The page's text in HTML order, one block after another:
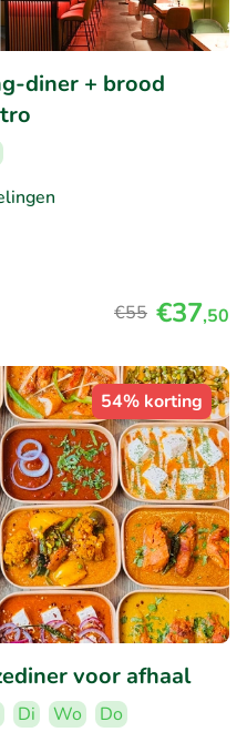
diner + brood
€55 €37,50
54% korting
voor afhaal
Di Wo Do